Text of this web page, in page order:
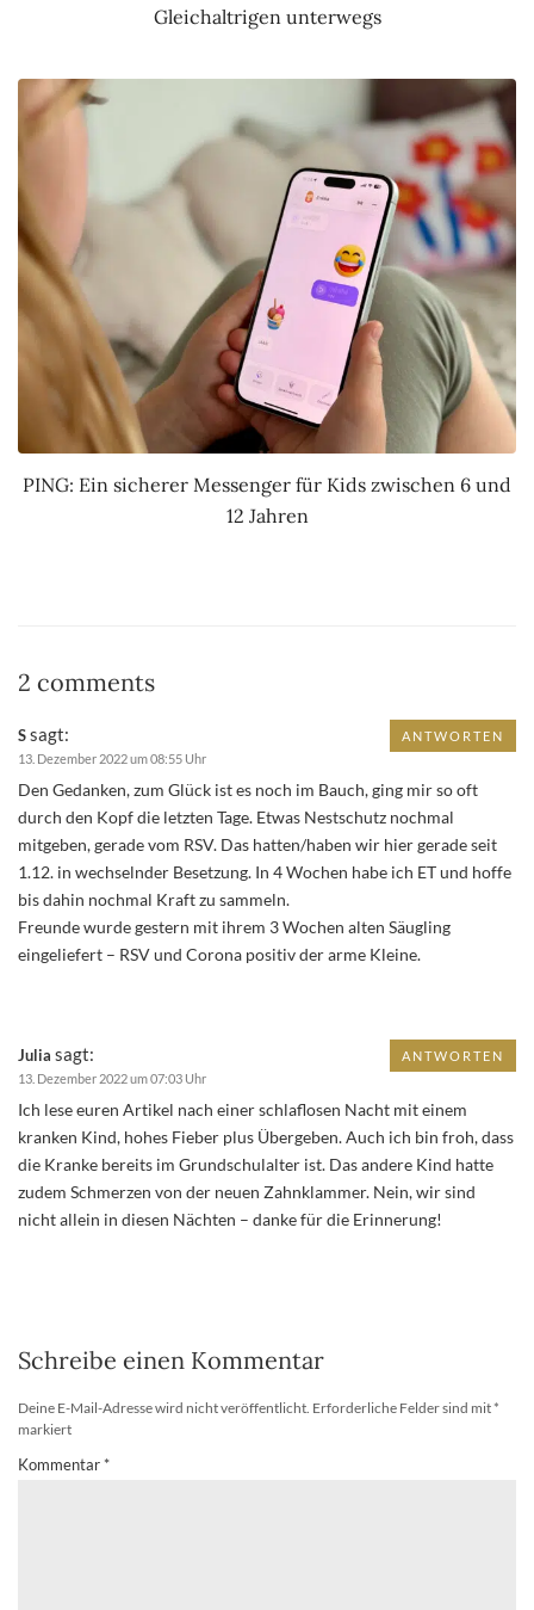
Gleichaltrigen unterwegs
PING: Ein sicherer Messenger für Kids zwischen 6 und
12 Jahren
2 comments
Ssagt:
13. Dezember 2022 um 08:55 Uhr
Den Gedanken, zum Glück ist es noch im Bauch, ging mir so oft
durch den Kopf die letzten Tage. Etwas Nestschutz nochmal
mitgeben, gerade vom RSV. Das hatten/haben wir hier gerade seit
1.12. in wechselnder Besetzung. In 4 Wochen habe ich ET und hoffe
bis dahin nochmal Kraft zu sammeln.
Freunde wurde gestern mit ihrem 3 Wochen alten Säugling
eingeliefert – RSV und Corona positiv der arme Kleine.
ANTWORTEN
Julia sagt:
13. Dezember 2022 um 07:03 Uhr
Ich lese euren Artikel nach einer schlaflosen Nacht mit einem
kranken Kind, hohes Fieber plus Übergeben. Auch ich bin froh, dass
die Kranke bereits im Grundschulalter ist. Das andere Kind hatte
zudem Schmerzen von der neuen Zahnklammer. Nein, wir sind
nicht allein in diesen Nächten – danke für die Erinnerung!
ANTWORTEN
Schreibe einen Kommentar
Deine E-Mail-Adresse wird nicht veröffentlicht. Erforderliche Felder sind mit *
markiert
Kommentar *